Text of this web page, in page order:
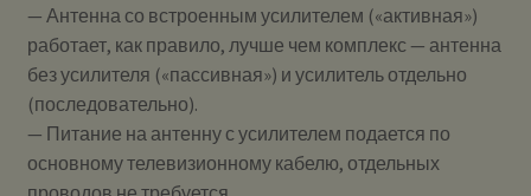
— Антенна со встроенным усилителем («активная»)
работает, как правило, лучше чем комплекс — антенна
без усилителя («пассивная») и усилитель отдельно
(последовательно).
— Питание на антенну с усилителем подается по
основному телевизионному кабелю, отдельных